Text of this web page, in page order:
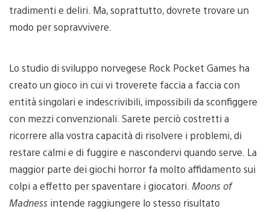
tradimenti e deliri. Ma, soprattutto, dovrete trovare un
modo per sopravvivere.
Lo studio di sviluppo norvegese Rock Pocket Games ha
creato un gioco in cui vi troverete faccia a faccia con
entità singolari e indescrivibili, impossibili da sconfiggere
con mezzi convenzionali. Sarete perciò costretti a
ricorrere alla vostra capacità di risolvere i problemi, di
restare calmi e di fuggire e nascondervi quando serve. La
maggior parte dei giochi horror fa molto affidamento sui
colpi a effetto per spaventare i giocatori. Moons of
Madness intende raggiungere lo stesso risultato